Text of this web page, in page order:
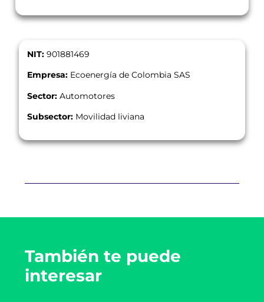
NIT:901881469
Empresa: Ecoenergía de Colombia SAS
Sector:Automotores
Subsector: Movilidad liviana
También te puede
interesar